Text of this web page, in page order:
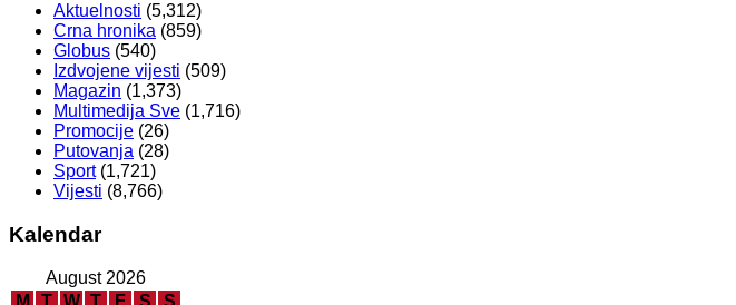
Aktuelnosti (5,312)
Crna hronika (859)
Globus (540)
Izdvojene vijesti (509)
Magazin (1,373)
Multimedija Sve (1,716)
Promocije (26)
Putovanja (28)
Sport(1,721)
Vijesti (8,766)
Kalendar
August 2026
M
T W T F S S